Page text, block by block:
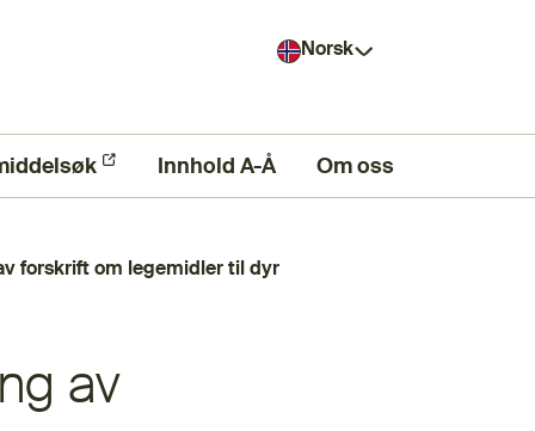
Norsk
lenke) Innhold A-Å Om oss
forskrift om legemidler til dyr
av